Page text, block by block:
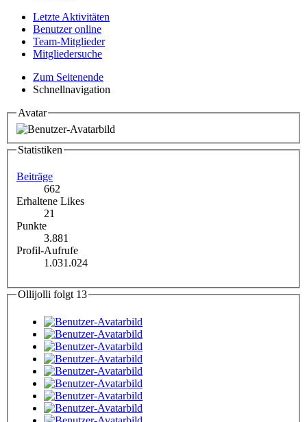
Letzte Aktivitäten
Benutzer online
Team-Mitglieder
Mitgliedersuche
Zum Seitenende
Schnellnavigation
Avatar
Statistiken
Beiträge
662
Erhaltene Likes
21
Punkte
3.881
Profil-Aufrufe
1.031.024
Ollijolli folgt 13